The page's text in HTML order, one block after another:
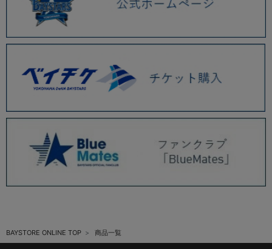
BAYSTORE ONLINE TOP 商品一覧